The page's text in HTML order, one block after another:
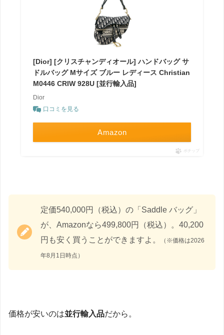
[Dior] [クリスチャンディオール] ハンドバッグ サ
ドルバッグ Mサイズ ブルー レディース Christian
M0446 CRIW 928U [並行輸入品]
Dior
口コミを見る
Amazon
ポチップ
定価540,000円（税込）の「Saddle バッグ」
が、Amazonなら499,800円（税込）。40,200
円も安く買うことができますよ。
（※価格は2026
年8月1日時点）
価格が安いのは並行輸入品だから。